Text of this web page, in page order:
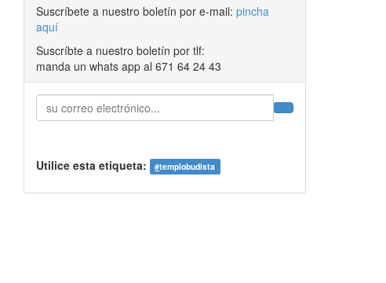
Suscríbete a nuestro boletín por e-mail: pincha
aquí
Suscríbte a nuestro boletín por tlf:
manda un whats app al 671 64 24 43
Utilice esta etiqueta: #templobudista